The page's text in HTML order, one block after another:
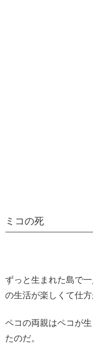
ミコの死
ずっと生まれた島で
の生活が楽しくて仕方
ペコの両親はペコが
たのだ。